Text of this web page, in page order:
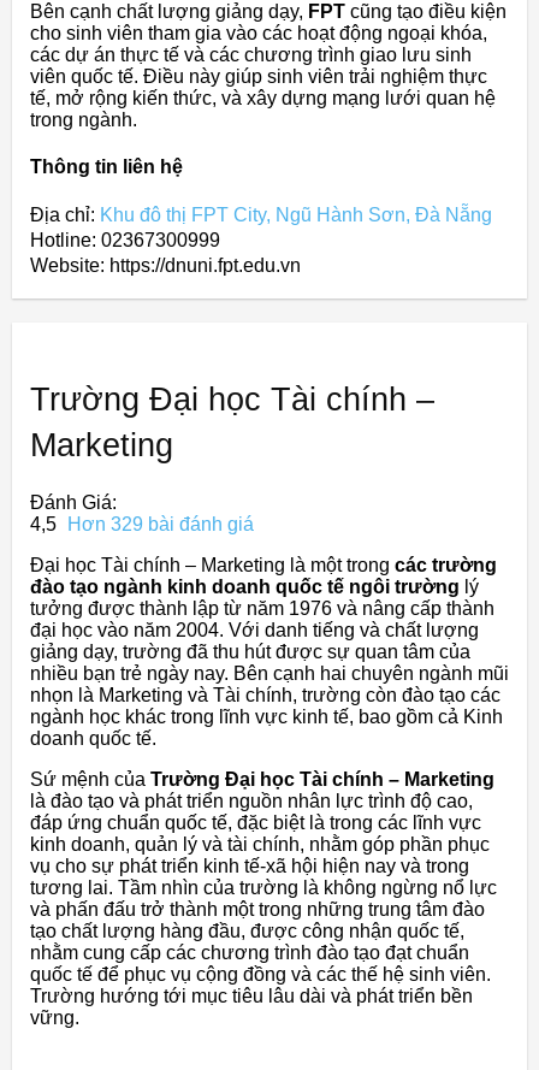
Bên cạnh chất lượng giảng dạy, FPT cũng tạo điều kiện
cho sinh viên tham gia vào các hoạt động ngoại khóa,
các dự án thực tế và các chương trình giao lưu sinh
viên quốc tế. Điều này giúp sinh viên trải nghiệm thực
tế, mở rộng kiến thức, và xây dựng mạng lưới quan hệ
trong ngành.
Thông tin liên hệ
Địa chỉ: Khu đô thị FPT City, Ngũ Hành Sơn, Đà Nẵng
Hotline: 02367300999
Website: https://dnuni.fpt.edu.vn
Trường Đại học Tài chính –
Marketing
Đánh Giá:
4,5
Hơn 329 bài đánh giá
Đại học Tài chính – Marketing là một trong các trường
đào tạo ngành kinh doanh quốc tế ngôi trường lý
tưởng được thành lập từ năm 1976 và nâng cấp thành
đại học vào năm 2004. Với danh tiếng và chất lượng
giảng dạy, trường đã thu hút được sự quan tâm của
nhiều bạn trẻ ngày nay. Bên cạnh hai chuyên ngành mũi
nhọn là Marketing và Tài chính, trường còn đào tạo các
ngành học khác trong lĩnh vực kinh tế, bao gồm cả Kinh
doanh quốc tế.
Sứ mệnh của Trường Đại học Tài chính – Marketing
là đào tạo và phát triển nguồn nhân lực trình độ cao,
đáp ứng chuẩn quốc tế, đặc biệt là trong các lĩnh vực
kinh doanh, quản lý và tài chính, nhằm góp phần phục
vụ cho sự phát triển kinh tế-xã hội hiện nay và trong
tương lai. Tầm nhìn của trường là không ngừng nổ lực
và phấn đấu trở thành một trong những trung tâm đào
tạo chất lượng hàng đầu, được công nhận quốc tế,
nhằm cung cấp các chương trình đào tạo đạt chuẩn
quốc tế để phục vụ cộng đồng và các thế hệ sinh viên.
Trường hướng tới mục tiêu lâu dài và phát triển bền
vững.